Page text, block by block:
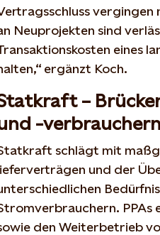
vergingen
Neuprojekten sind
eines
ergänzt Koch.
–
-verbrauchern
schlägt mit
und der
PPAs
den Weiterbetrieb